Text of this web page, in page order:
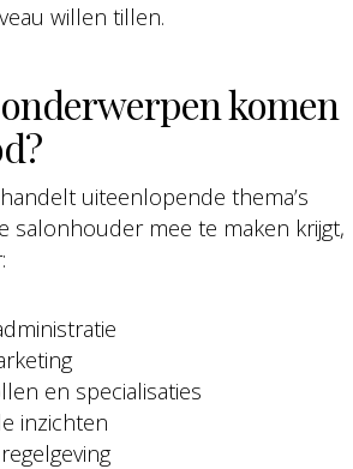
willen tillen.
komen
uiteenlopende thema’s
salonhouder mee te maken krijgt,
en specialisaties
inzichten